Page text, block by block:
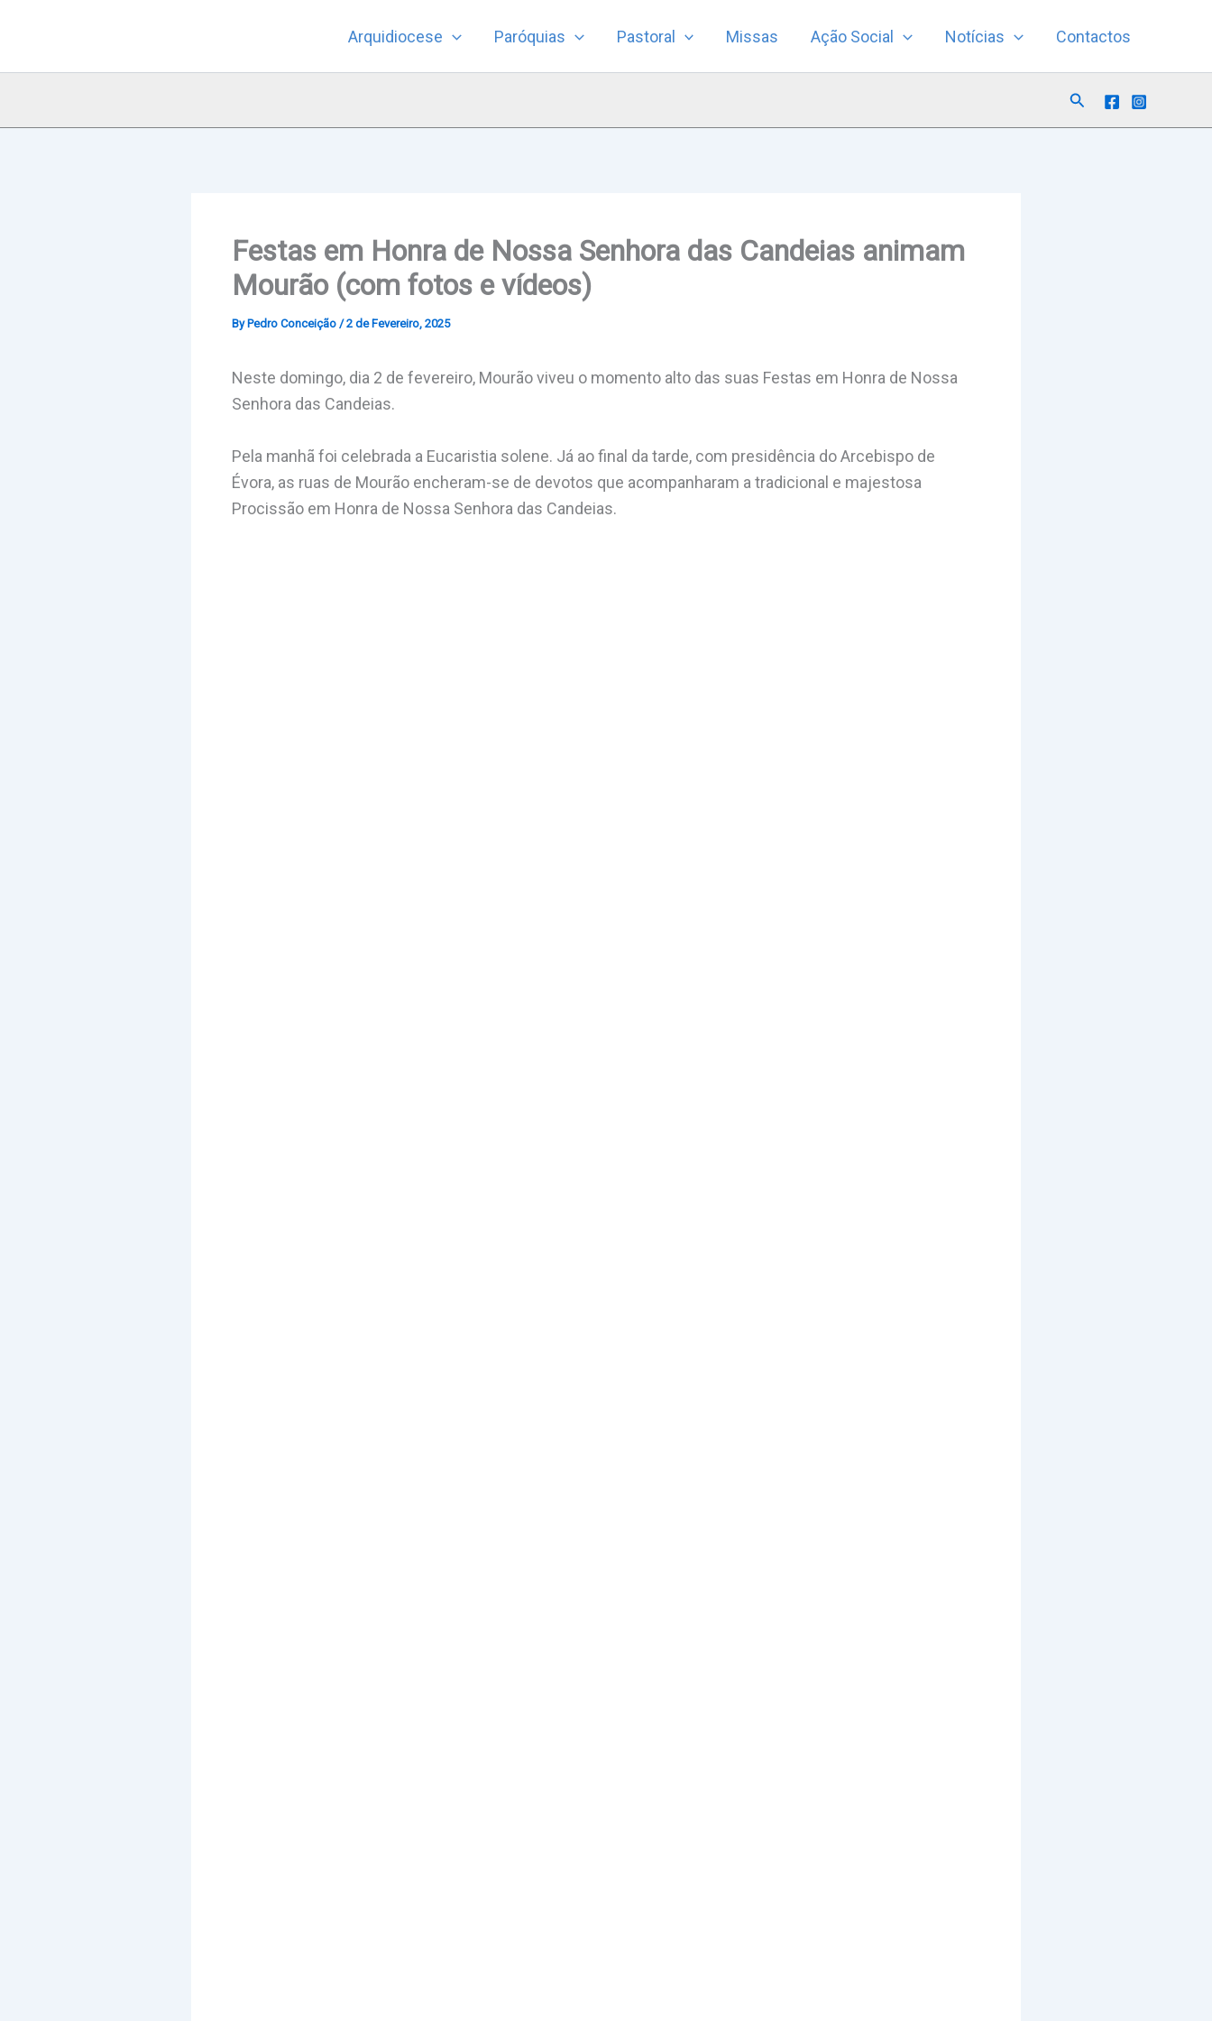
Arquidiocese Paróquias Pastoral Missas Ação Social Notícias Contactos
Search
Festas em Honra de Nossa Senhora das Candeias animam
Mourão (com fotos e vídeos)
By Pedro Conceição /2 de Fevereiro, 2025
Neste domingo, dia 2 de fevereiro, Mourão viveu o momento alto das suas Festas em Honra de Nossa
Senhora das Candeias.
Pela manhã foi celebrada a Eucaristia solene. Já ao final da tarde, com presidência do Arcebispo de
Évora, as ruas de Mourão encheram-se de devotos que acompanharam a tradicional e majestosa
Procissão em Honra de Nossa Senhora das Candeias.